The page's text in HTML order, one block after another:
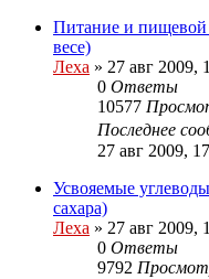
Питание и пищевой
весе)
Леха » 27 авг 2009,
0 Ответы
10577
Последнее
27 авг 2009,
Усвояемые
сахара)
Леха » 27 авг 2009,
0 Ответы
9792